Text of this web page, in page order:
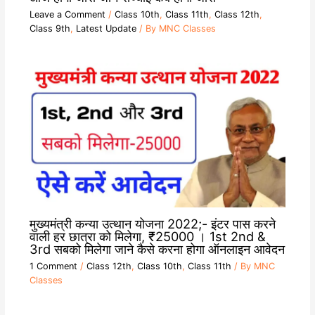
Leave a Comment / Class 10th, Class 11th, Class 12th,
Class 9th, Latest Update/ By MNC Classes
मुख्यमंत्री कन्या उत्थान योजना 2022;- इंटर पास करने
वाली हर छात्रा को मिलेगा, ₹25000 । 1st 2nd &
3rd सबको मिलेगा जाने कैसे करना होगा ऑनलाइन आवेदन
1 Comment / Class 12th, Class 10th, Class 11th / By MNC
Classes